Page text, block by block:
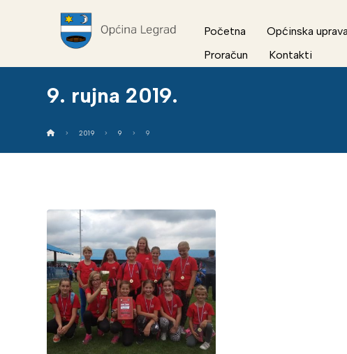
Početna Općinska uprava
Proračun
Kontakti
9. rujna 2019.
2019 9 9